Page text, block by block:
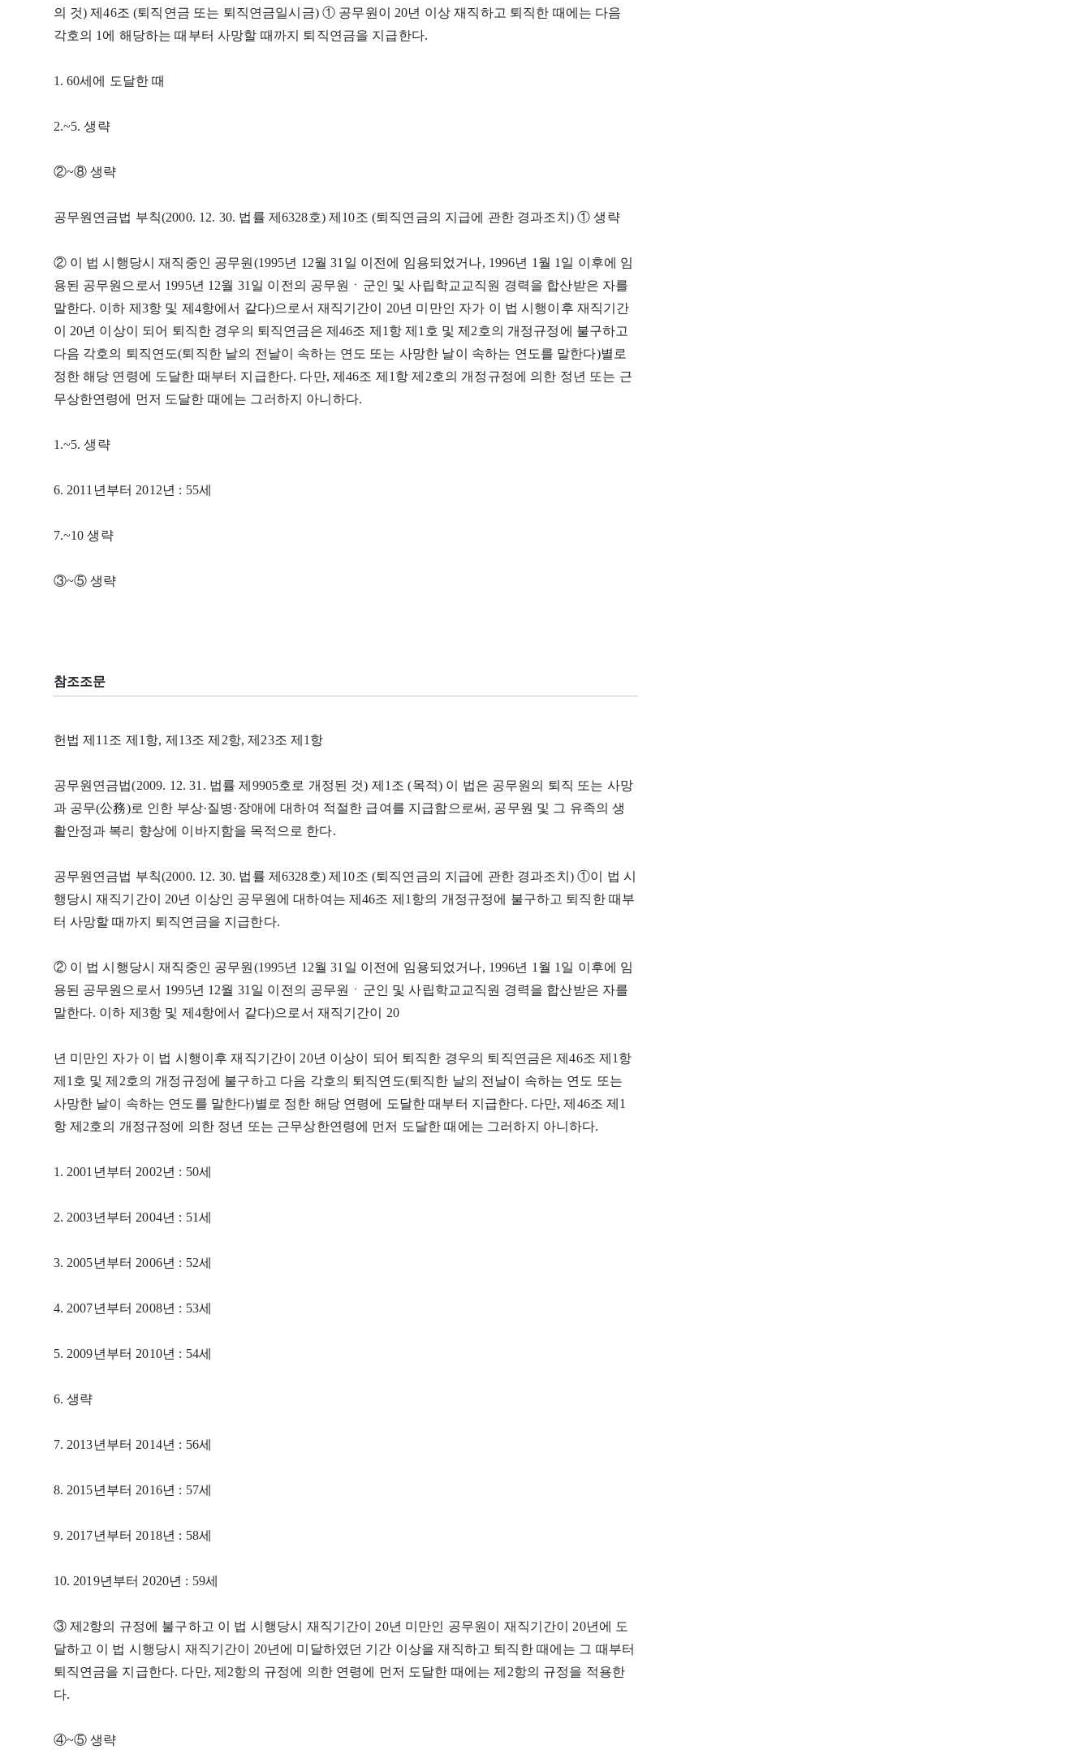
의 것) 제46조 (퇴직연금 또는 퇴직연금일시금) ① 공무원이 20년 이상 재직하고 퇴직한 때에는 다음
각호의 1에 해당하는 때부터 사망할 때까지 퇴직연금을 지급한다.
1. 60세에 도달한 때
2.~5. 생략
②~⑧ 생략
공무원연금법 부칙(2000. 12. 30. 법률 제6328호) 제10조 (퇴직연금의 지급에 관한 경과조치) ① 생략
② 이 법 시행당시 재직중인 공무원(1995년 12월 31일 이전에 임용되었거나, 1996년 1월 1일 이후에 임
용된 공무원으로서 1995년 12월 31일 이전의 공무원ㆍ군인 및 사립학교교직원 경력을 합산받은 자를
말한다. 이하 제3항 및 제4항에서 같다)으로서 재직기간이 20년 미만인 자가 이 법 시행이후 재직기간
이 20년 이상이 되어 퇴직한 경우의 퇴직연금은 제46조 제1항 제1호 및 제2호의 개정규정에 불구하고
다음 각호의 퇴직연도(퇴직한 날의 전날이 속하는 연도 또는 사망한 날이 속하는 연도를 말한다)별로
정한 해당 연령에 도달한 때부터 지급한다. 다만, 제46조 제1항 제2호의 개정규정에 의한 정년 또는 근
무상한연령에 먼저 도달한 때에는 그러하지 아니하다.
1.~5. 생략
6. 2011년부터 2012년 : 55세
7.~10 생략
③~⑤ 생략
참조조문
헌법 제11조 제1항, 제13조 제2항, 제23조 제1항
공무원연금법(2009. 12. 31. 법률 제9905호로 개정된 것) 제1조 (목적) 이 법은 공무원의 퇴직 또는 사망
과 공무(公務)로 인한 부상·질병·장애에 대하여 적절한 급여를 지급함으로써, 공무원 및 그 유족의 생
활안정과 복리 향상에 이바지함을 목적으로 한다.
공무원연금법 부칙(2000. 12. 30. 법률 제6328호) 제10조 (퇴직연금의 지급에 관한 경과조치) ①이 법 시
행당시 재직기간이 20년 이상인 공무원에 대하여는 제46조 제1항의 개정규정에 불구하고 퇴직한 때부
터 사망할 때까지 퇴직연금을 지급한다.
② 이 법 시행당시 재직중인 공무원(1995년 12월 31일 이전에 임용되었거나, 1996년 1월 1일 이후에 임
용된 공무원으로서 1995년 12월 31일 이전의 공무원ㆍ군인 및 사립학교교직원 경력을 합산받은 자를
말한다. 이하 제3항 및 제4항에서 같다)으로서 재직기간이 20
년 미만인 자가 이 법 시행이후 재직기간이 20년 이상이 되어 퇴직한 경우의 퇴직연금은 제46조 제1항
제1호 및 제2호의 개정규정에 불구하고 다음 각호의 퇴직연도(퇴직한 날의 전날이 속하는 연도 또는
사망한 날이 속하는 연도를 말한다)별로 정한 해당 연령에 도달한 때부터 지급한다. 다만, 제46조 제1
항 제2호의 개정규정에 의한 정년 또는 근무상한연령에 먼저 도달한 때에는 그러하지 아니하다.
1. 2001년부터 2002년 : 50세
2. 2003년부터 2004년 : 51세
3. 2005년부터 2006년 : 52세
4. 2007년부터 2008년 : 53세
5. 2009년부터 2010년 : 54세
6. 생략
7. 2013년부터 2014년 : 56세
8. 2015년부터 2016년 : 57세
9. 2017년부터 2018년 : 58세
10. 2019년부터 2020년 : 59세
③ 제2항의 규정에 불구하고 이 법 시행당시 재직기간이 20년 미만인 공무원이 재직기간이 20년에 도
달하고 이 법 시행당시 재직기간이 20년에 미달하였던 기간 이상을 재직하고 퇴직한 때에는 그 때부터
퇴직연금을 지급한다. 다만, 제2항의 규정에 의한 연령에 먼저 도달한 때에는 제2항의 규정을 적용한
다.
④~⑤ 생략